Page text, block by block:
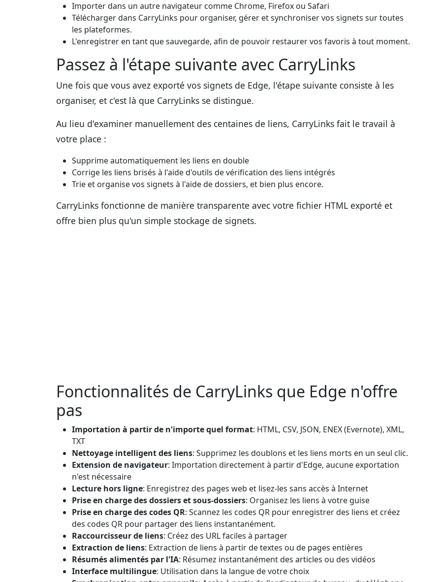
Importer dans un autre navigateur comme Chrome, Firefox ou Safari
Télécharger dans CarryLinks pour organiser, gérer et synchroniser vos signets sur toutes
les plateformes.
L'enregistrer en tant que sauvegarde, afin de pouvoir restaurer vos favoris à tout moment.
Passez à l'étape suivante avec CarryLinks
Une fois que vous avez exporté vos signets de Edge, l'étape suivante consiste à les
organiser, et c'est là que CarryLinks se distingue.
Au lieu d'examiner manuellement des centaines de liens, CarryLinks fait le travail à
votre place :
Supprime automatiquement les liens en double
Corrige les liens brisés à l'aide d'outils de vérification des liens intégrés
Trie et organise vos signets à l'aide de dossiers, et bien plus encore.
CarryLinks fonctionne de manière transparente avec votre fichier HTML exporté et
offre bien plus qu'un simple stockage de signets.
Fonctionnalités de CarryLinks que Edge n'offre
pas
Importation à partir de n'importe quel format: HTML, CSV, JSON, ENEX (Evernote), XML,
TXT
Nettoyage intelligent des liens: Supprimez les doublons et les liens morts en un seul clic.
Extension de navigateur: Importation directement à partir d'Edge, aucune exportation
n'est nécessaire
Lecture hors ligne: Enregistrez des pages web et lisez-les sans accès à Internet
Prise en charge des dossiers et sous-dossiers: Organisez les liens à votre guise
Prise en charge des codes QR: Scannez les codes QR pour enregistrer des liens et créez
des codes QR pour partager des liens instantanément.
Raccourcisseur de liens: Créez des URL faciles à partager
Extraction de liens: Extraction de liens à partir de textes ou de pages entières
Résumés alimentés par l'IA: Résumez instantanément des articles ou des vidéos
Interface multilingue: Utilisation dans la langue de votre choix